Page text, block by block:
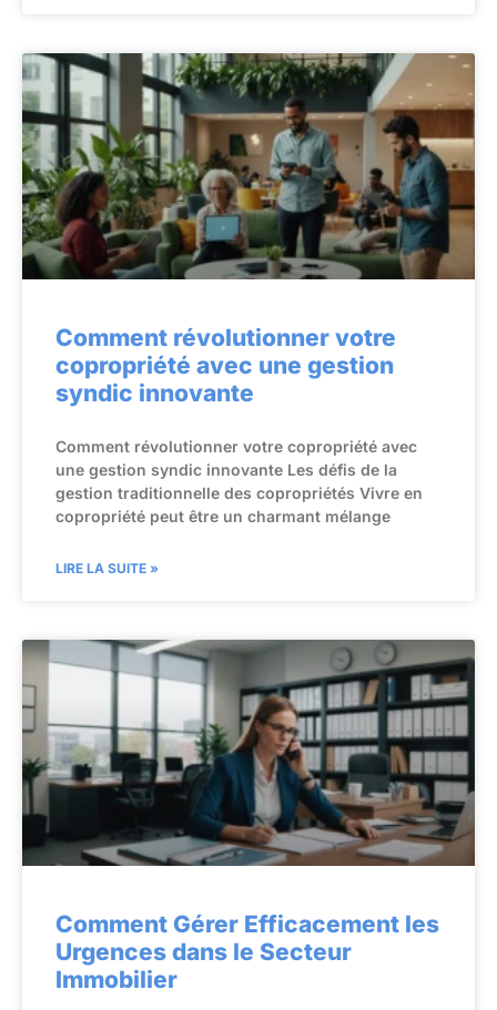
Comment révolutionner votre
copropriété avec une gestion
syndic innovante
Comment révolutionner votre copropriété avec
une gestion syndic innovante Les défis de la
gestion traditionnelle des copropriétés Vivre en
copropriété peut être un charmant mélange
LIRE LA SUITE »
Comment Gérer Efficacement les
Urgences dans le Secteur
Immobilier